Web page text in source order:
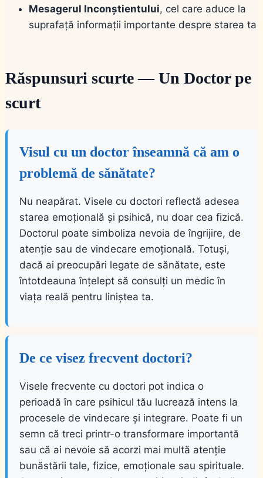
Mesagerul Inconștientului, cel care aduce la
suprafață informații importante despre starea ta
Răspunsuri scurte — Un Doctor pe
scurt
Visul cu un doctor înseamnă că am o
problemă de sănătate?
Nu neapărat. Visele cu doctori reflectă adesea
starea emoțională și psihică, nu doar cea fizică.
Doctorul poate simboliza nevoia de îngrijire, de
atenție sau de vindecare emoțională. Totuși,
dacă ai preocupări legate de sănătate, este
întotdeauna înțelept să consulți un medic în
viața reală pentru liniștea ta.
De ce visez frecvent doctori?
Visele frecvente cu doctori pot indica o
perioadă în care psihicul tău lucrează intens la
procesele de vindecare și integrare. Poate fi un
semn că treci printr-o transformare importantă
sau că ai nevoie să acorzi mai multă atenție
bunăstării tale, fizice, emoționale sau spirituale.